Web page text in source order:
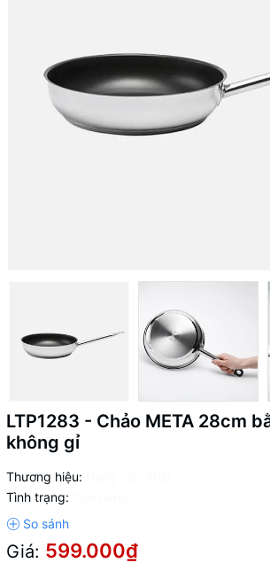
LTP1283 - Chảo META 28cm
không gỉ
Thương hiệu:
Tình trạng:
Giá: 599.000₫